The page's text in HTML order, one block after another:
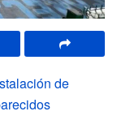
de